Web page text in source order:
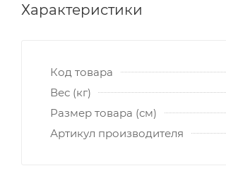
Характеристики
Код товара
Вес (кг)
Размер товара (см)
Артикул производителя